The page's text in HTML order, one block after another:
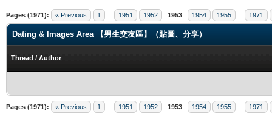
Pages (1971): « Previous 1 1951 1952 1953 1954 1955 1971
Dating & Images Area 【男生交友區】（貼圖、分享）
Thread / Author
Pages (1971): « Previous 1 1951 1952 1953 1954 1955 1971